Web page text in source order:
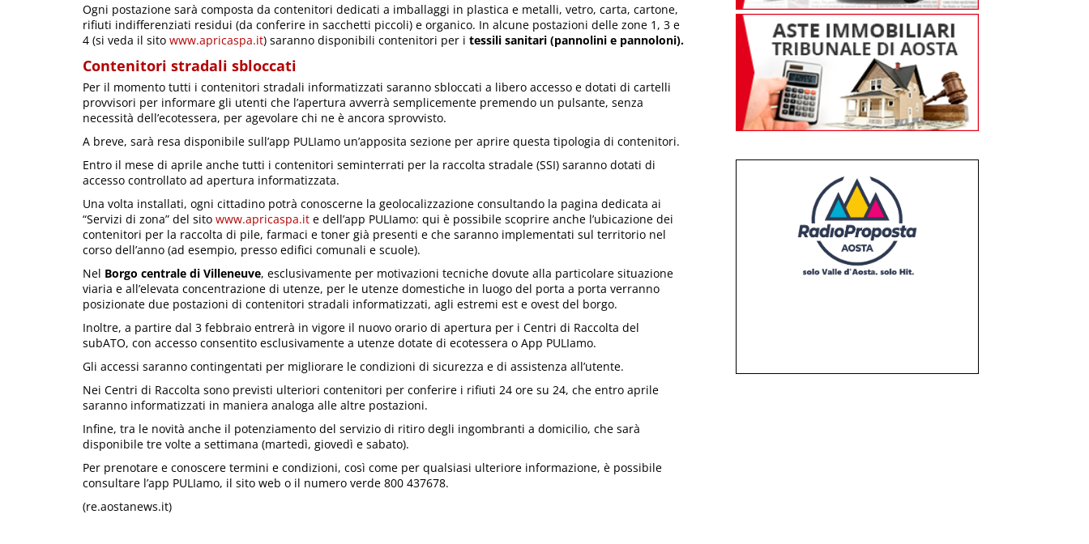
Ogni postazione sarà composta da contenitori dedicati a imballaggi in plastica e metalli, vetro, carta, cartone,
rifiuti indifferenziati residui (da conferire in sacchetti piccoli) e organico. In alcune postazioni delle zone 1, 3 e
4 (si veda il sito www.apricaspa.it) saranno disponibili contenitori per i tessili sanitari (pannolini e pannoloni).
Contenitori stradali sbloccati
Per il momento tutti i contenitori stradali informatizzati saranno sbloccati a libero accesso e dotati di cartelli
provvisori per informare gli utenti che l’apertura avverrà semplicemente premendo un pulsante, senza
necessità dell’ecotessera, per agevolare chi ne è ancora sprovvisto.
A breve, sarà resa disponibile sull’app PULIamo un’apposita sezione per aprire questa tipologia di contenitori.
Entro il mese di aprile anche tutti i contenitori seminterrati per la raccolta stradale (SSI) saranno dotati di
accesso controllato ad apertura informatizzata.
Una volta installati, ogni cittadino potrà conoscerne la geolocalizzazione consultando la pagina dedicata ai
“Servizi di zona” del sito www.apricaspa.it e dell’app PULIamo: qui è possibile scoprire anche l’ubicazione dei
contenitori per la raccolta di pile, farmaci e toner già presenti e che saranno implementati sul territorio nel
corso dell’anno (ad esempio, presso edifici comunali e scuole).
Nel Borgo centrale di Villeneuve, esclusivamente per motivazioni tecniche dovute alla particolare situazione
viaria e all’elevata concentrazione di utenze, per le utenze domestiche in luogo del porta a porta verranno
posizionate due postazioni di contenitori stradali informatizzati, agli estremi est e ovest del borgo.
Inoltre, a partire dal 3 febbraio entrerà in vigore il nuovo orario di apertura per i Centri di Raccolta del
subATO, con accesso consentito esclusivamente a utenze dotate di ecotessera o App PULIamo.
Gli accessi saranno contingentati per migliorare le condizioni di sicurezza e di assistenza all’utente.
Nei Centri di Raccolta sono previsti ulteriori contenitori per conferire i rifiuti 24 ore su 24, che entro aprile
saranno informatizzati in maniera analoga alle altre postazioni.
Infine, tra le novità anche il potenziamento del servizio di ritiro degli ingombranti a domicilio, che sarà
disponibile tre volte a settimana (martedì, giovedì e sabato).
Per prenotare e conoscere termini e condizioni, così come per qualsiasi ulteriore informazione, è possibile
consultare l’app PULIamo, il sito web o il numero verde 800 437678.
(re.aostanews.it)